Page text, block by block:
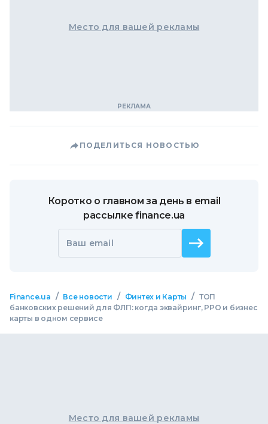
Место для вашей рекламы
ПОДЕЛИТЬСЯ НОВОСТЬЮ
Коротко о главном за день в email
рассылке finance.ua
Ваш email
Finance.ua / Все новости / Финтех и Карты / ТОП
банковских решений для ФЛП: когда эквайринг, РРО и бизнес
карты в одном сервисе
Место для вашей рекламы